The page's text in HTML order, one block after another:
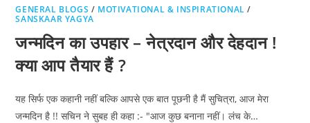
GENERAL BLOGS / MOTIVATIONAL & INSPIRATIONAL /
SANSKAAR YAGYA
जन्मदिन का उपहार – नेत्रदान और देहदान !
क्या आप तैयार हैं ?
यह सिर्फ एक कहानी नहीं बल्कि आपसे एक बात पूछनी है मैं सुचित्रा, आज मेरा
जन्मदिन है !! सचिन ने सुबह ही कहा :- "आज कुछ बनाना नहीं। लंच के…